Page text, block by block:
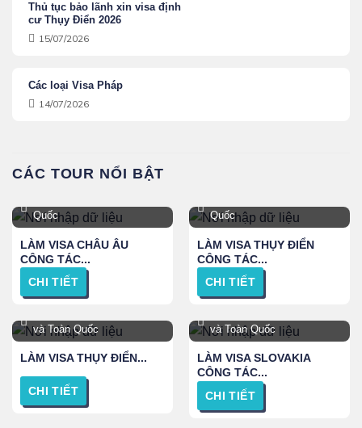
Thủ tục bảo lãnh xin visa định
cư Thụy Điển 2026
15/07/2026
Các loại Visa Pháp
14/07/2026
CÁC TOUR NỔI BẬT
Quốc
LÀM VISA CHÂU ÂU
CÔNG TÁC...
CHI TIẾT
Quốc
LÀM VISA THỤY ĐIỂN
CÔNG TÁC...
CHI TIẾT
và Toàn Quốc
LÀM VISA THỤY ĐIỂN...
CHI TIẾT
và Toàn Quốc
LÀM VISA SLOVAKIA
CÔNG TÁC...
CHI TIẾT